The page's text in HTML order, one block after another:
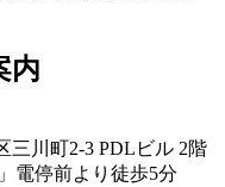
内
川町2-3 PDLビル 2階
電停前より徒歩5分